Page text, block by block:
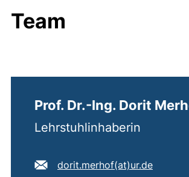
Team
Prof. Dr.-Ing. Dorit
Lehrstuhlinhaberin
E-Mail Adresse:
dorit.merhof​(at)​ur.de(öffnet